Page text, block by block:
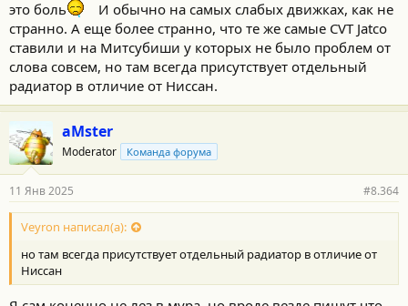
это боль
И обычно на самых слабых движках, как не
странно. А еще более странно, что те же самые CVT Jatco
ставили и на Митсубиши у которых не было проблем от
слова совсем, но там всегда присутствует отдельный
радиатор в отличие от Ниссан.
aMster
Moderator Команда форума
11 Янв 2025 #8.364
Veyron написал(а):
но там всегда присутствует отдельный радиатор в отличие от
Ниссан